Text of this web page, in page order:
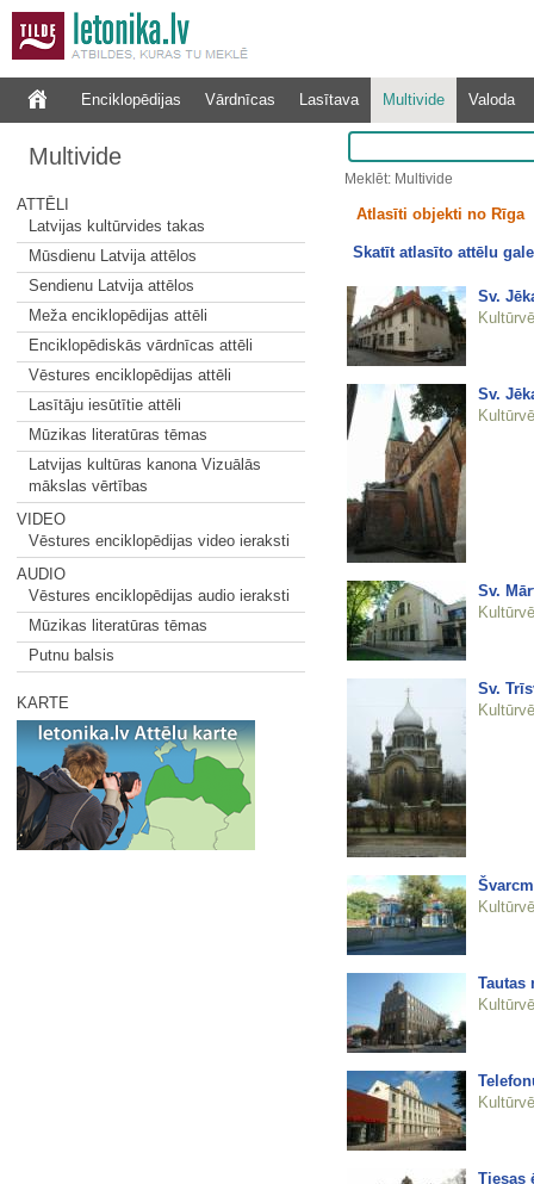
Enciklopēdijas Vārdnīcas Lasītava Multivide Valoda
Multivide
ATTĒLI
Latvijas kultūrvides takas
Mūsdienu Latvija attēlos
Sendienu Latvija attēlos
Meža enciklopēdijas attēli
Enciklopēdiskās vārdnīcas attēli
Vēstures enciklopēdijas attēli
Lasītāju iesūtītie attēli
Mūzikas literatūras tēmas
Latvijas kultūras kanona Vizuālās
mākslas vērtības
VIDEO
Vēstures enciklopēdijas video ieraksti
AUDIO
Vēstures enciklopēdijas audio ieraksti
Mūzikas literatūras tēmas
Putnu balsis
KARTE
Meklēt: Multivide
Atlasīti objekti no Rīga
Skatīt atlasīto attēlu
Sv.
Sv.
Sv.
Sv.
Tautas
Tiesas